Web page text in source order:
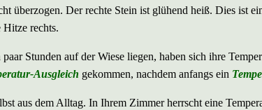
überzogen. Der rechte Stein ist glühend heiß. Dies ist
rechts.
Stunden auf der Wiese liegen, haben sich ihre
Ausgleich gekommen, nachdem anfangs ein
aus dem Alltag. In Ihrem Zimmer herrscht eine